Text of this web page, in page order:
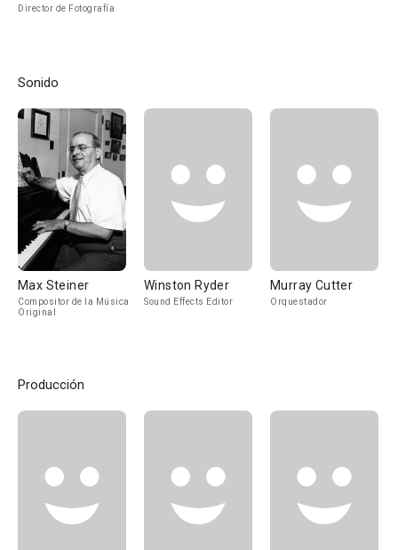
Director de Fotografía
Sonido
Max Steiner
Compositor de la Música
Original
Winston Ryder
Sound Effects Editor
Murray Cutter
Orquestador
Producción